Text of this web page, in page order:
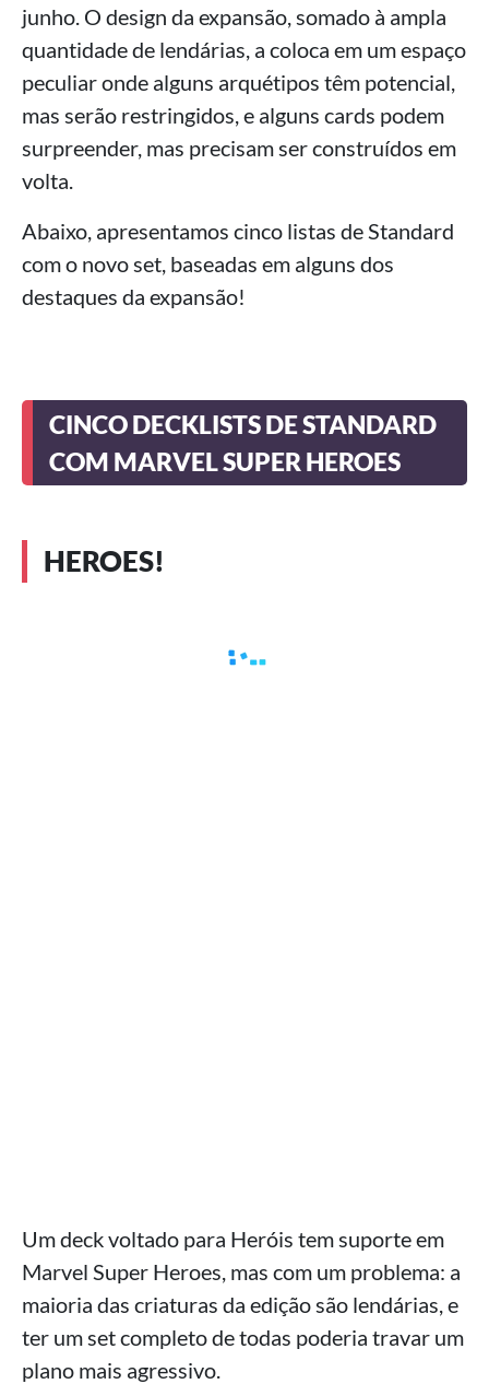
junho. O design da expansão, somado à ampla
quantidade de lendárias, a coloca em um espaço
peculiar onde alguns arquétipos têm potencial,
mas serão restringidos, e alguns cards podem
surpreender, mas precisam ser construídos em
volta.
Abaixo, apresentamos cinco listas de Standard
com o novo set, baseadas em alguns dos
destaques da expansão!
CINCO DECKLISTS DE STANDARD
COM MARVEL SUPER HEROES
HEROES!
Um deck voltado para Heróis tem suporte em
Marvel Super Heroes, mas com um problema: a
maioria das criaturas da edição são lendárias, e
ter um set completo de todas poderia travar um
plano mais agressivo.